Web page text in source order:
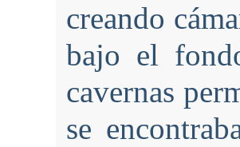
creando
bajo el
cavernas
se